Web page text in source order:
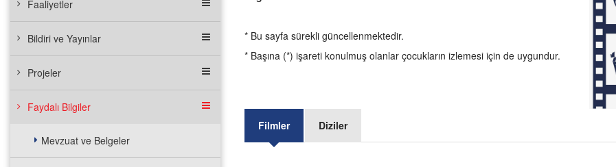
Faaliyetler
Bildiri ve Yayınlar
Projeler
Faydalı Bilgiler
Mevzuat ve Belgeler
* Bu sayfa sürekli güncellenmektedir.
* Başına (*) işareti konulmuş olanlar çocukların izlemesi için de uygundur.
Filmler Diziler